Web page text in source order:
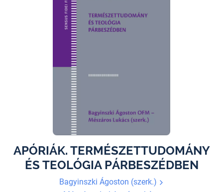
APÓRIÁK. TERMÉSZETTUDOMÁNY
ÉS TEOLÓGIA PÁRBESZÉDBEN
Bagyinszki Ágoston (szerk.)